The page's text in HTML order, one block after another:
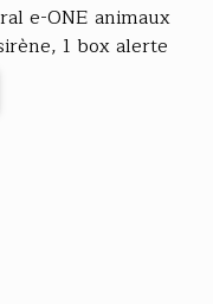
e-ONE animaux
1 box alerte